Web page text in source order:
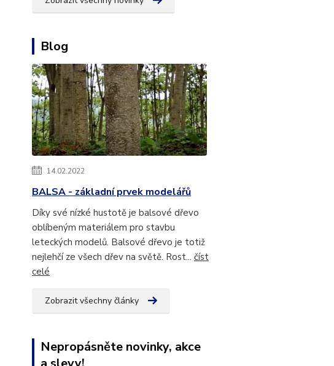
Blog
14.02.2022
BALSA - základní prvek modelářů
Díky své nízké hustotě je balsové dřevo
oblíbeným materiálem pro stavbu
leteckých modelů. Balsové dřevo je totiž
nejlehčí ze všech dřev na světě. Rost... číst
celé
Zobrazit všechny články
Nepropásněte novinky, akce